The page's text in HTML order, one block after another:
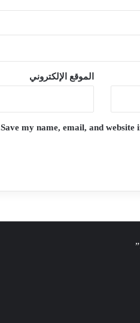
الموقع الإلكتروني
Save my name, email, and